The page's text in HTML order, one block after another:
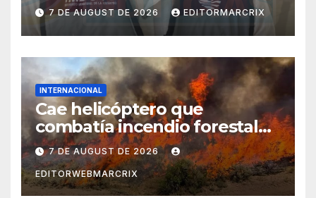
7 DE AUGUST DE 2026 EDITORMARCRIX
INTERNACIONAL
Cae helicóptero que
combatía incendio forestal
en Utah
7 DE AUGUST DE 2026
EDITORWEBMARCRIX